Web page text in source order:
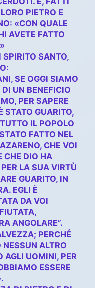
PIETRO E
«CON QUALE
AVETE FATTO
SPIRITO SANTO,
SE OGGI SIAMO
UN BENEFICIO
PER SAPERE
STATO GUARITO,
IL POPOLO
FATTO NEL
CHE VOI
CHE DIO HA
LA SUA VIRTÙ
GUARITO, IN
EGLI È
DA VOI
ANGOLARE”.
PERCHÉ
ALTRO
AGLI UOMINI, PER
ESSERE